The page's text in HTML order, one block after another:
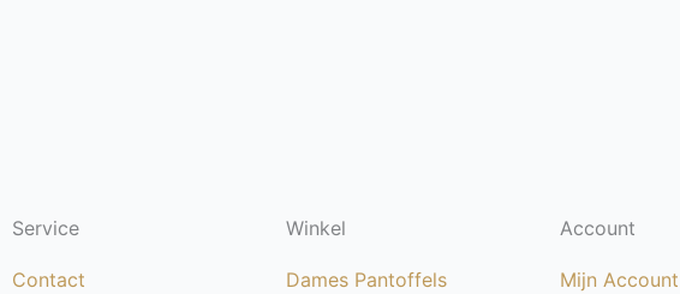
Service
Contact
Winkel
Dames Pantoffels
Account
Mijn Account